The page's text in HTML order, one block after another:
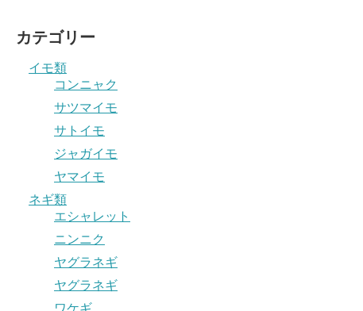
カテゴリー
イモ類
コンニャク
サツマイモ
サトイモ
ジャガイモ
ヤマイモ
ネギ類
エシャレット
ニンニク
ヤグラネギ
ヤグラネギ
ワケギ